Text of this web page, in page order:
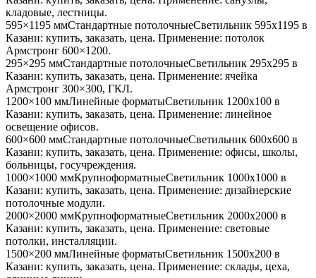
кладовые, лестницы.
595×1195 ммСтандартные потолочныеСветильник 595x1195 в
Казани: купить, заказать, цена. Применение: потолок
Армстронг 600×1200.
295×295 ммСтандартные потолочныеСветильник 295x295 в
Казани: купить, заказать, цена. Применение: ячейка
Армстронг 300×300, ГКЛ.
1200×100 ммЛинейные форматыСветильник 1200x100 в
Казани: купить, заказать, цена. Применение: линейное
освещение офисов.
600×600 ммСтандартные потолочныеСветильник 600x600 в
Казани: купить, заказать, цена. Применение: офисы, школы,
больницы, госучреждения.
1000×1000 ммКрупноформатныеСветильник 1000x1000 в
Казани: купить, заказать, цена. Применение: дизайнерские
потолочные модули.
2000×2000 ммКрупноформатныеСветильник 2000x2000 в
Казани: купить, заказать, цена. Применение: световые
потолки, инсталляции.
1500×200 ммЛинейные форматыСветильник 1500x200 в
Казани: купить, заказать, цена. Применение: склады, цеха,